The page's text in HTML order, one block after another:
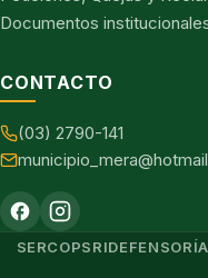
Documentos
CONTACTO
(03) 2790-141
SERCOPSRI